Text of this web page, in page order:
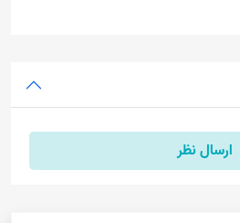
ارسال نظر